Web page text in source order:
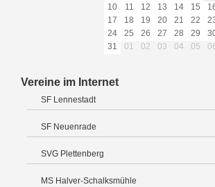
10
11 12 13 14 15
17
18 19 20 21 22
24
25 26 27 28 29
31
01 02 03 04 05
Vereine im Internet
SF Lennestadt
SF Neuenrade
SVG Plettenberg
MS Halver-Schalksmühle